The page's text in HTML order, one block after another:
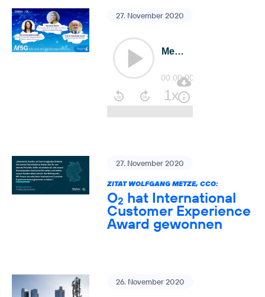
27. November 2020
27. November 2020
ZITAT WOLFGANG METZE, CCO:
O2 hat International
Customer Experience
Award gewonnen
26. November 2020